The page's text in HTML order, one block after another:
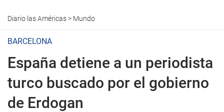
Diario las Américas> Mundo
BARCELONA
España detiene a un periodista
turco buscado por el gobierno
de Erdogan